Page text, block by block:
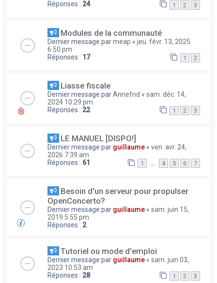
Réponses : 24 1 2 3
Modules de la communauté
Dernier message parmeap « jeu. févr. 13, 2025
6:50 pm
Réponses : 17 1 2
Liasse fiscale
Dernier message parAnnefnd « sam. déc. 14,
2024 10:29 pm
Réponses : 22 1 2 3
LE MANUEL [DISPO!]
Dernier message par guillaume « ven. avr. 24,
2026 7:39 am
Réponses : 61 1 … 4 5 6 7
Besoin d'un serveur pour propulser
OpenConcerto?
Dernier message par guillaume « sam. juin 15,
2019 5:55 pm
Réponses : 2
Tutoriel ou mode d'emploi
Dernier message par guillaume « sam. juin 03,
2023 10:53 am
Réponses : 28 1 2 3